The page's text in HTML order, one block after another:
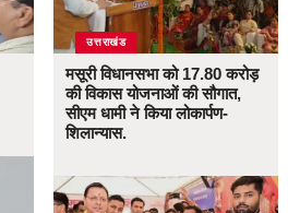
उत्तराखंड
मसूरी विधानसभा को 17.80 करोड़
की विकास योजनाओं की सौगात,
सीएम धामी ने किया लोकार्पण-
शिलान्यास.